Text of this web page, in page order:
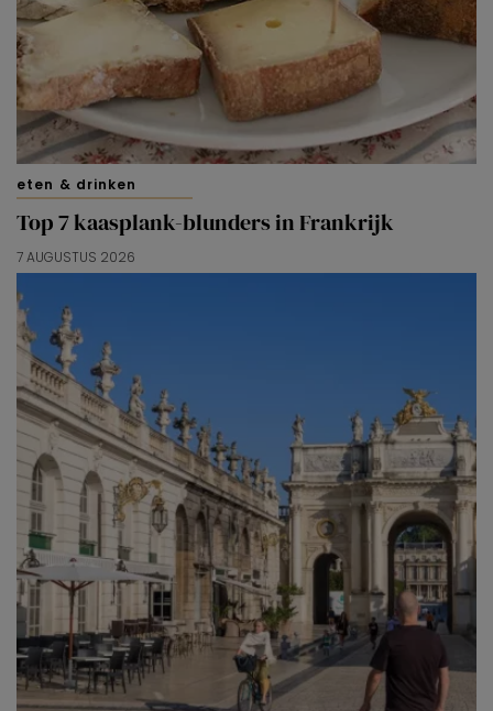
eten & drinken
Top 7 kaasplank-blunders in Frankrijk
7 AUGUSTUS 2026